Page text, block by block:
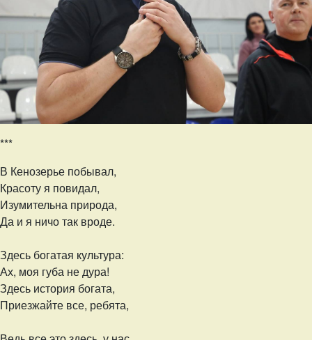
***
В Кенозерье побывал,
Красоту я повидал,
Изумительна природа,
Да и я ничо так вроде.
Здесь богатая культура:
Ах, моя губа не дура!
Здесь история богата,
Приезжайте все, ребята,